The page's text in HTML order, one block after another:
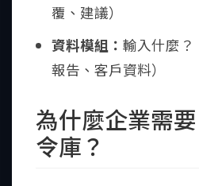
覆、建議）
資料模組： 輸入什麼？
報告、客戶資料）
為什麼企業需
令庫？